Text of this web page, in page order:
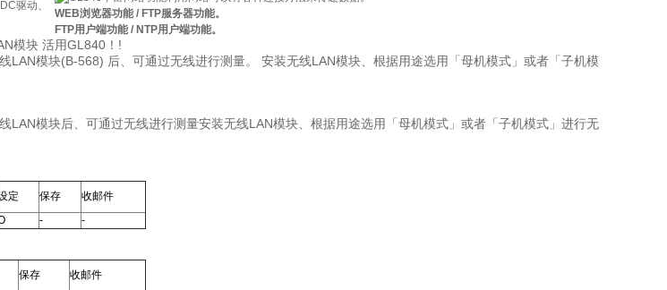
驱动、
WEB浏览器功能 / FTP服务器功能。
FTP用户端功能 / NTP用户端功能。
模块 活用GL840！!
LAN模块(B-568) 后、可通过无线进行测量。 安装无线LAN模块、根据用途选用「母机模式」或者「子机模
LAN模块后、可通过无线进行测量安装无线LAN模块、根据用途选用「母机模式」或者「子机模式」进行无
定 保存
收邮件
- -
保存
收邮件